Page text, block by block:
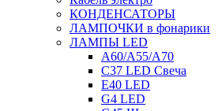
КОНДЕНСАТОРЫ
ЛАМПОЧКИ в фонарики
ЛАМПЫ LED
A60/A55/A70
C37 LED Свеча
E40 LED
G4 LED